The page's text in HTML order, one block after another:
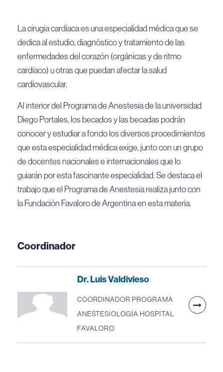
La cirugía cardíaca es una especialidad médica que se
dedica al estudio, diagnóstico y tratamiento de las
enfermedades del corazón (orgánicas y de ritmo
cardíaco) u otras que puedan afectar la salud
cardiovascular.
Al interior del Programa de Anestesia de la universidad
Diego Portales, los becados y las becadas podrán
conocer y estudiar a fondo los diversos procedimientos
que esta especialidad médica exige, junto con un grupo
de docentes nacionales e internacionales que lo
guiarán por esta fascinante especialidad. Se destaca el
trabajo que el Programa de Anestesia realiza junto con
la Fundación Favaloro de Argentina en esta materia.
Coordinador
Dr. Luis Valdivieso
COORDINADOR PROGRAMA
ANESTESIOLOGÍA HOSPITAL
FAVALORO